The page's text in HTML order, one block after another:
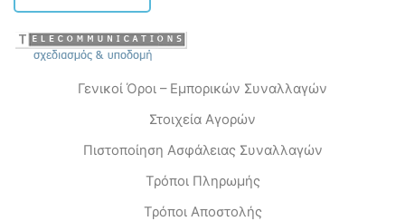
Γενικοί Όροι – Εμπορικών Συναλλαγών
Στοιχεία Αγορών
Πιστοποίηση Ασφάλειας Συναλλαγών
Τρόποι Πληρωμής
Τρόποι Αποστολής